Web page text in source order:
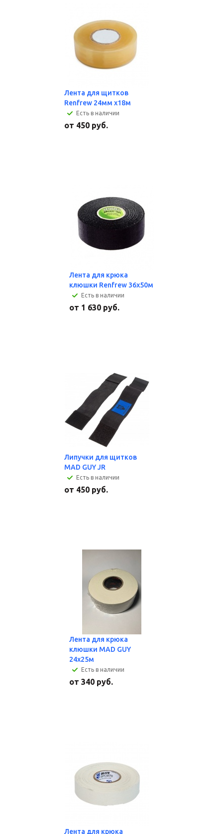
Лента для щитков
Renfrew 24мм х18м
Есть в наличии
от 450 руб.
Лента для крюка
клюшки Renfrew 36х50м
Есть в наличии
от 1 630 руб.
Липучки для щитков
MAD GUY JR
Есть в наличии
от 450 руб.
Лента для крюка
клюшки MAD GUY
24х25м
Есть в наличии
от 340 руб.
Лента для крюка